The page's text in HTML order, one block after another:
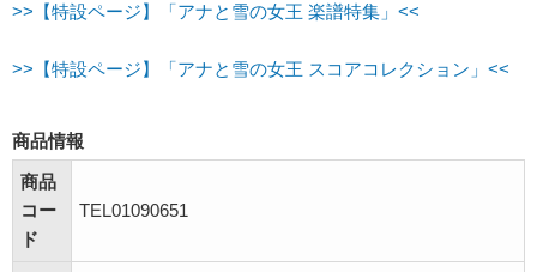
>>【特設ページ】「アナと雪の女王 楽譜特集」<<
>>【特設ページ】「アナと雪の女王 スコアコレクション」<<
商品情報
商品
コー
ド
TEL01090651